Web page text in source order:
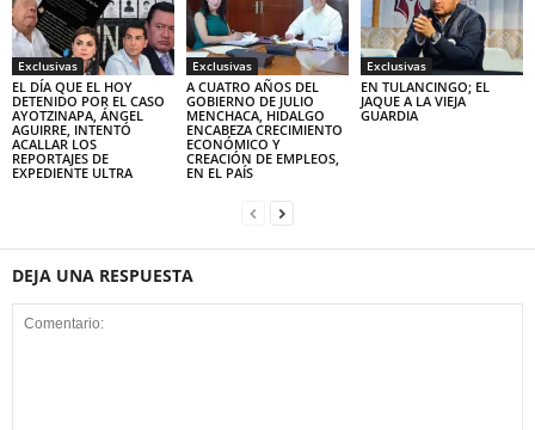
Exclusivas
EL DÍA QUE EL HOY
DETENIDO POR EL CASO
AYOTZINAPA, ÁNGEL
AGUIRRE, INTENTÓ
ACALLAR LOS
REPORTAJES DE
EXPEDIENTE ULTRA
Exclusivas
A CUATRO AÑOS DEL
GOBIERNO DE JULIO
MENCHACA, HIDALGO
ENCABEZA CRECIMIENTO
ECONÓMICO Y
CREACIÓN DE EMPLEOS,
EN EL PAÍS
Exclusivas
EN TULANCINGO; EL
JAQUE A LA VIEJA
GUARDIA
DEJA UNA RESPUESTA